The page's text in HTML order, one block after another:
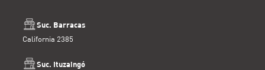
Suc. Barracas
California 2385
Suc. Ituzaingó